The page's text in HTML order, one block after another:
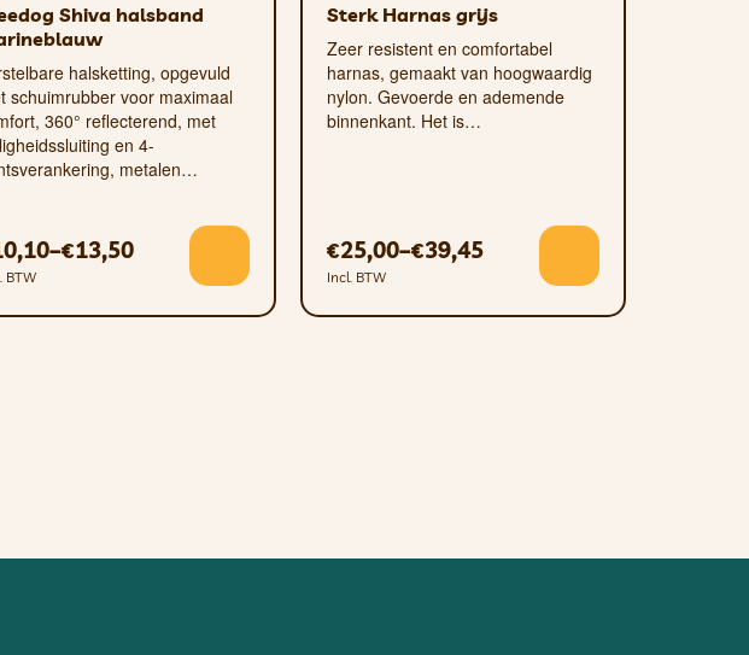
Shiva halsband
halsketting, opgevuld
schuimrubber voor maximaal
360° reflecterend, met
en 4-
metalen…
–€13,50
BTW
Sterk Harnas grijs
Zeer resistent en comfortabel
harnas, gemaakt van hoogwaardig
nylon. Gevoerde en ademende
binnenkant. Het is…
€25,00–€39,45
Incl. BTW